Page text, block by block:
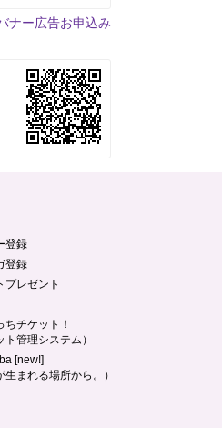
ナー広告お申込み
登録
登録
プレゼント
チケット！
ト管理システム）
[new!]
生まれる場所から。）